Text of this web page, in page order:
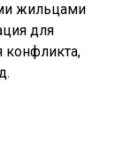
жильцами
для
конфликта,